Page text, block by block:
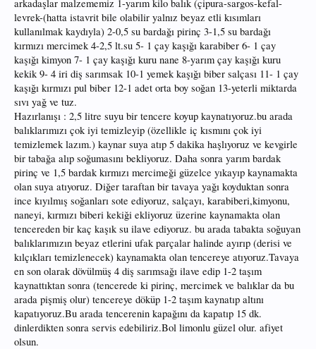
arkadaşlar malzememiz 1-yarım kilo balık (çipura-sargos-kefal-
levrek-(hatta istavrit bile olabilir yalnız beyaz etli kısımları
kullanılmak kaydıyla) 2-0,5 su bardağı pirinç 3-1,5 su bardağı
kırmızı mercimek 4-2,5 lt.su 5- 1 çay kaşığı karabiber 6- 1 çay
kaşığı kimyon 7- 1 çay kaşığı kuru nane 8-yarım çay kaşığı kuru
kekik 9- 4 iri diş sarımsak 10-1 yemek kaşığı biber salçası 11- 1 çay
kaşığı kırmızı pul biber 12-1 adet orta boy soğan 13-yeterli miktarda
sıvı yağ ve tuz.
Hazırlanışı : 2,5 litre suyu bir tencere koyup kaynatıyoruz.bu arada
balıklarımızı çok iyi temizleyip (özellikle iç kısmını çok iyi
temizlemek lazım.) kaynar suya atıp 5 dakika haşlıyoruz ve kevgirle
bir tabağa alıp soğumasını bekliyoruz. Daha sonra yarım bardak
pirinç ve 1,5 bardak kırmızı mercimeği güzelce yıkayıp kaynamakta
olan suya atıyoruz. Diğer taraftan bir tavaya yağı koyduktan sonra
ince kıyılmış soğanları sote ediyoruz, salçayı, karabiberi,kimyonu,
naneyi, kırmızı biberi kekiği ekliyoruz üzerine kaynamakta olan
tencereden bir kaç kaşık su ilave ediyoruz. bu arada tabakta soğuyan
balıklarımızın beyaz etlerini ufak parçalar halinde ayırıp (derisi ve
kılçıkları temizlenecek) kaynamakta olan tencereye atıyoruz.Tavaya
en son olarak dövülmüş 4 diş sarımsağı ilave edip 1-2 taşım
kaynattıktan sonra (tencerede ki pirinç, mercimek ve balıklar da bu
arada pişmiş olur) tencereye döküp 1-2 taşım kaynatıp altını
kapatıyoruz.Bu arada tencerenin kapağını da kapatıp 15 dk.
dinlerdikten sonra servis edebiliriz.Bol limonlu güzel olur. afiyet
olsun.